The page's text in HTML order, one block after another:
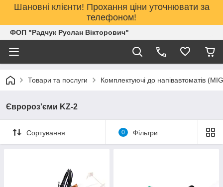
Шановні клієнти! Прохання ціни уточнювати за
телефоном!
ФОП "Радчук Руслан Вікторович"
Товари та послуги Комплектуючі до напівавтоматів
Євророз'єми KZ-2
Сортування 0 Фільтри